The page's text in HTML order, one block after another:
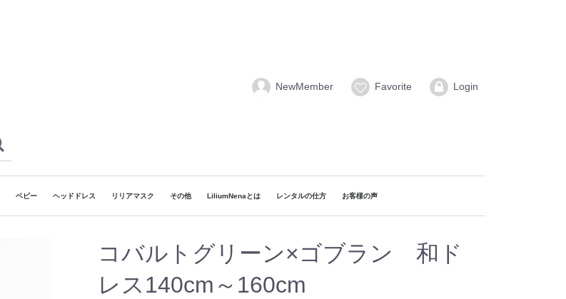
NewMember Favorite Login
ベビー ヘッドドレス リリアマスク その他 LiliumNenaとは レンタルの仕方 お客様の声
コバルトグリーン×ゴブラン 和ド
レス140cm～160cm